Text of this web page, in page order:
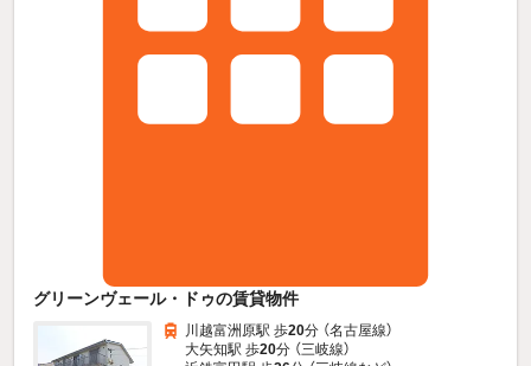
グリーンヴェール・ドゥの賃貸物件
川越富洲原駅 歩20分 （名古屋線）
大矢知駅 歩20分 （三岐線）